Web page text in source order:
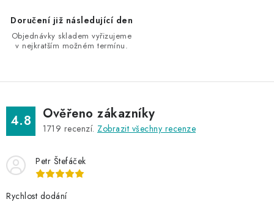
k
y
p
s
u
Doručení již následující den
Objednávky skladem vyřizujeme
v nejkratším možném termínu.
4.8 Ověřeno zákazníky
1719 recenzí. Zobrazit všechny recenze
Petr Štefáček
Rychlost dodání